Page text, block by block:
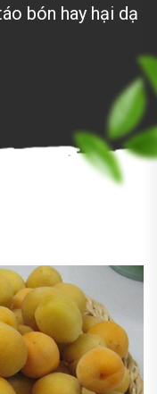
bón hay hại dạ